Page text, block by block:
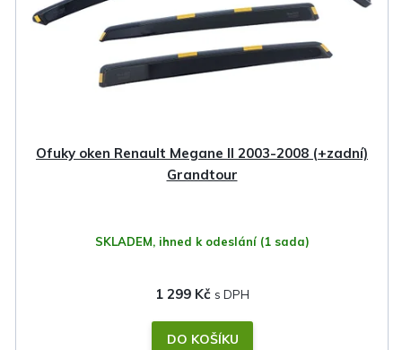
Ofuky oken Renault Megane II 2003-2008 (+zadní)
Grandtour
SKLADEM, ihned k odeslání (1 sada)
1 299 Kč
DO KOŠÍKU